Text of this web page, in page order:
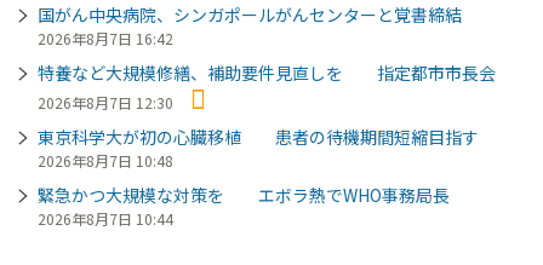
国がん中央病院、シンガポールがんセンターと覚書締結
2026年8月7日 16:42
特養など大規模修繕、補助要件見直しを 指定都市市長会
2026年8月7日 12:30
東京科学大が初の心臓移植 患者の待機期間短縮目指す
2026年8月7日 10:48
緊急かつ大規模な対策を エボラ熱でWHO事務局長
2026年8月7日 10:44